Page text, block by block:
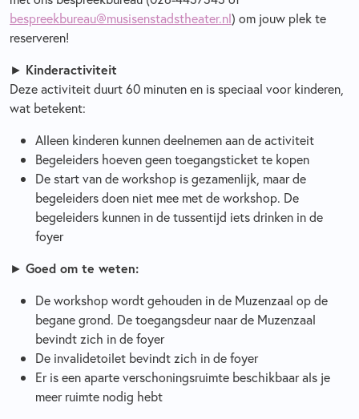
bespreekbureau@musisenstadstheater.nl) om jouw plek te
reserveren!
► Kinderactiviteit
Deze activiteit duurt 60 minuten en is speciaal voor kinderen,
wat betekent:
Alleen kinderen kunnen deelnemen aan de activiteit
Begeleiders hoeven geen toegangsticket te kopen
De start van de workshop is gezamenlijk, maar de
begeleiders doen niet mee met de workshop. De
begeleiders kunnen in de tussentijd iets drinken in de
foyer
► Goed om te weten:
De workshop wordt gehouden in de Muzenzaal op de
begane grond. De toegangsdeur naar de Muzenzaal
bevindt zich in de foyer
De invalidetoilet bevindt zich in de foyer
Er is een aparte verschoningsruimte beschikbaar als je
meer ruimte nodig hebt